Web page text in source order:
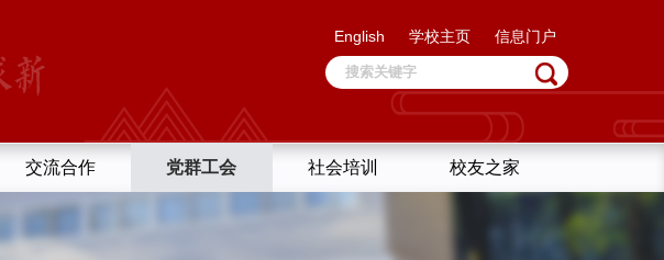
English 学校主页 信息门户
交流合作 党群工会 社会培训 校友之家